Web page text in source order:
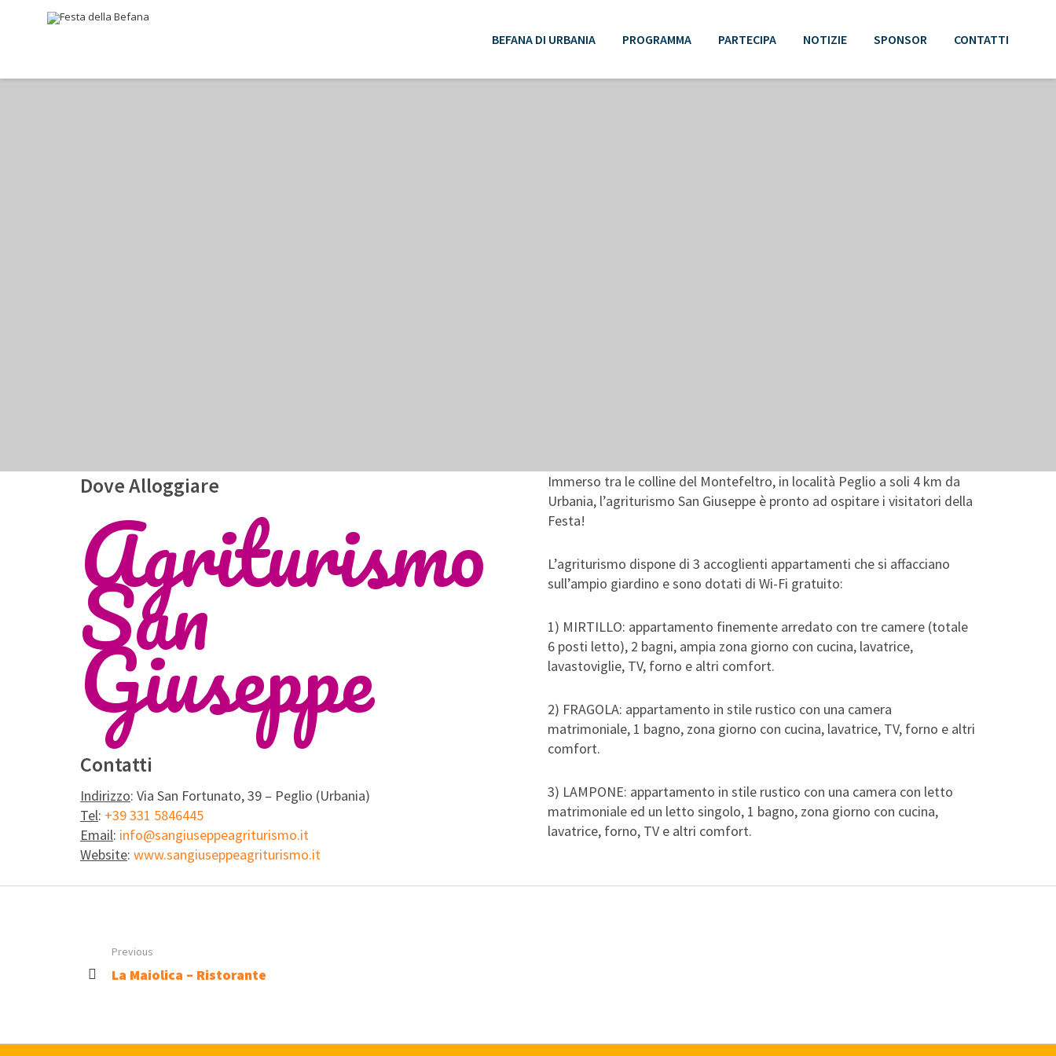
BEFANA DI URBANIA PROGRAMMA PARTECIPA NOTIZIE SPONSOR CONTATTI
Dove Alloggiare
Agriturismo
San
Giuseppe
Contatti
Indirizzo: Via San Fortunato, 39 – Peglio (Urbania)
Tel: +39 331 5846445
Email: info@sangiuseppeagriturismo.it
Website: www.sangiuseppeagriturismo.it
Immerso tra le colline del Montefeltro, in località Peglio a soli 4 km da
Urbania, l’agriturismo San Giuseppe è pronto ad ospitare i visitatori della
Festa!
L’agriturismo dispone di 3 accoglienti appartamenti che si affacciano
sull’ampio giardino e sono dotati di Wi-Fi gratuito:
1) MIRTILLO: appartamento finemente arredato con tre camere (totale
6 posti letto), 2 bagni, ampia zona giorno con cucina, lavatrice,
lavastoviglie, TV, forno e altri comfort.
2) FRAGOLA: appartamento in stile rustico con una camera
matrimoniale, 1 bagno, zona giorno con cucina, lavatrice, TV, forno e altri
comfort.
3) LAMPONE: appartamento in stile rustico con una camera con letto
matrimoniale ed un letto singolo, 1 bagno, zona giorno con cucina,
lavatrice, forno, TV e altri comfort.
Previous
La Maiolica – Ristorante